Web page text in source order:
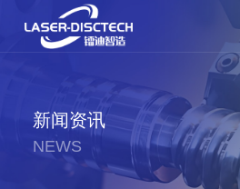
新闻资讯
NEWS